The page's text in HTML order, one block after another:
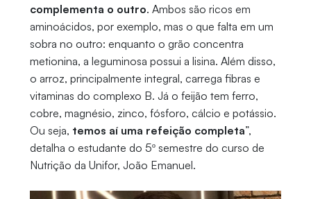
complementa o outro. Ambos são ricos em
aminoácidos, por exemplo, mas o que falta em um
sobra no outro: enquanto o grão concentra
metionina, a leguminosa possui a lisina. Além disso,
o arroz, principalmente integral, carrega fibras e
vitaminas do complexo B. Já o feijão tem ferro,
cobre, magnésio, zinco, fósforo, cálcio e potássio.
Ou seja, temos aí uma refeição completa”,
detalha o estudante do 5º semestre do curso de
Nutrição da Unifor, João Emanuel.